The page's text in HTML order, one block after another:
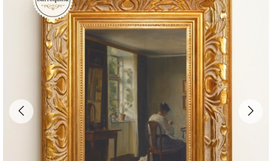
UM ATELIÊ 100% FINE ART
Trazemos a imponência das maiores obras de arte do mundo
alto padrão da sua casa. Nosso acervo reúne a genialidade degrandes
pintores renomados
, resgatando
e o requinte inconfundível
das obras doséculo XIX . Produção artesanal em Canvas 100% Algodão
molduras emMadeira Maciçae impressão com Pigmentação Mineral
QUALIDADE DE MUSEU GARANTIA ETERNA